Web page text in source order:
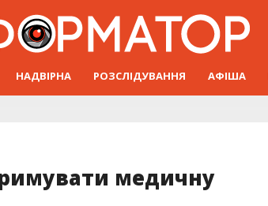
НАДВІРНА РОЗСЛІДУВАННЯ АФІША
медичну